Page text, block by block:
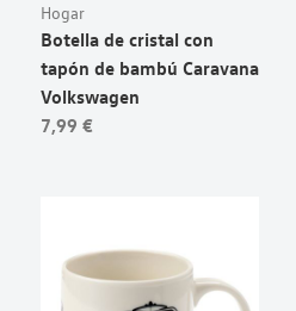
Hogar
Botella de cristal con
tapón de bambú Caravana
Volkswagen
7,99 €